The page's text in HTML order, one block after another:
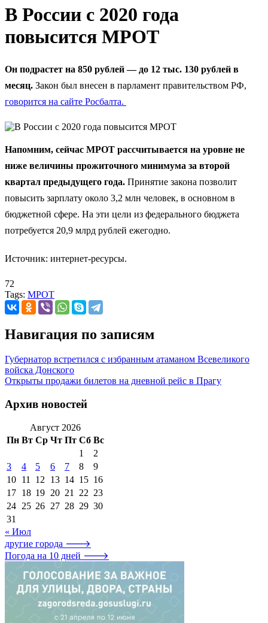
В России с 2020 года
повысится МРОТ
Он подрастет на 850 рублей — до 12 тыс. 130 рублей в
месяц. Закон был внесен в парламент правительством РФ,
говорится на сайте Росбалта.
Напомним, сейчас МРОТ рассчитывается на уровне не
ниже величины прожиточного минимума за второй
квартал предыдущего года. Принятие закона позволит
повысить зарплату около 3,2 млн человек, в основном в
бюджетной сфере. На эти цели из федерального бюджета
потребуется 20,9 млрд рублей ежегодно.
Источник: интернет-ресурсы.
72
Tags: МРОТ
Навигация по записям
Губернатор встретился с избранным атаманом Всевеликого
войска Донского
Открыты продажи билетов на дневной рейс в Прагу
Архив новостей
Август 2026
Пн Вт Ср Чт Пт Сб Вс
1
2
3
4 5 6 7 8
9
10 11 12 13 14 15 16
17 18 19 20 21 22 23
24 25 26 27 28 29 30
31
« Июл
другие города 🡒
Погода на 10 дней 🡒